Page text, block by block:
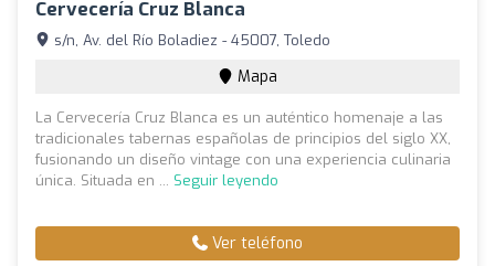
Cervecería Cruz Blanca
s/n, Av. del Río Boladiez - 45007, Toledo
Mapa
La Cervecería Cruz Blanca es un auténtico homenaje a las
tradicionales tabernas españolas de principios del siglo XX,
fusionando un diseño vintage con una experiencia culinaria
única. Situada en ... Seguir leyendo
Ver teléfono